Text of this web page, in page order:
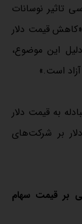
تاثیر نوسانات
«کاهش قیمت دلار
دلیل این موضوع،
آزاد است.»
به قیمت دلار
بر شرکت‌های
بر قیمت سهام